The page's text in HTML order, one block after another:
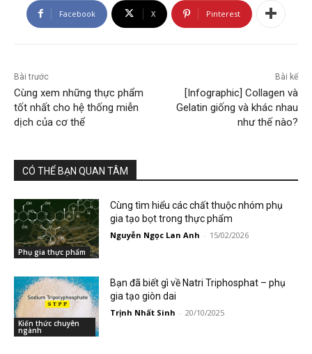
Facebook X Pinterest
Bài trước
Cùng xem những thực phẩm
tốt nhất cho hệ thống miễn
dịch của cơ thể
Bài kế
[Infographic] Collagen và
Gelatin giống và khác nhau
như thế nào?
CÓ THỂ BẠN QUAN TÂM
Phụ gia thực phẩm
Cùng tìm hiểu các chất thuộc nhóm phụ
gia tạo bọt trong thực phẩm
Nguyễn Ngọc Lan Anh - 15/02/2026
Kiến thức chuyên
ngành
Bạn đã biết gì về Natri Triphosphat – phụ
gia tạo giòn dai
Trịnh Nhất Sinh - 20/10/2025